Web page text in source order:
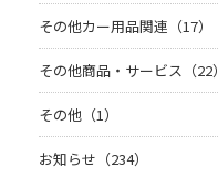
その他カー用品関連（17）
その他商品・サービス（22）
その他（1）
お知らせ（234）